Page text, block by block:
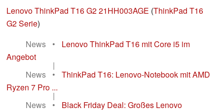
Lenovo ThinkPad T16 G2 21HH003AGE (ThinkPad T16
G2 Serie)
News
•
Lenovo ThinkPad T16 mit Core i5 im
Angebot
|
News
•
ThinkPad T16: Lenovo-Notebook mit AMD
Ryzen 7 Pro ...
|
News
•
Black Friday Deal: Großes Lenovo